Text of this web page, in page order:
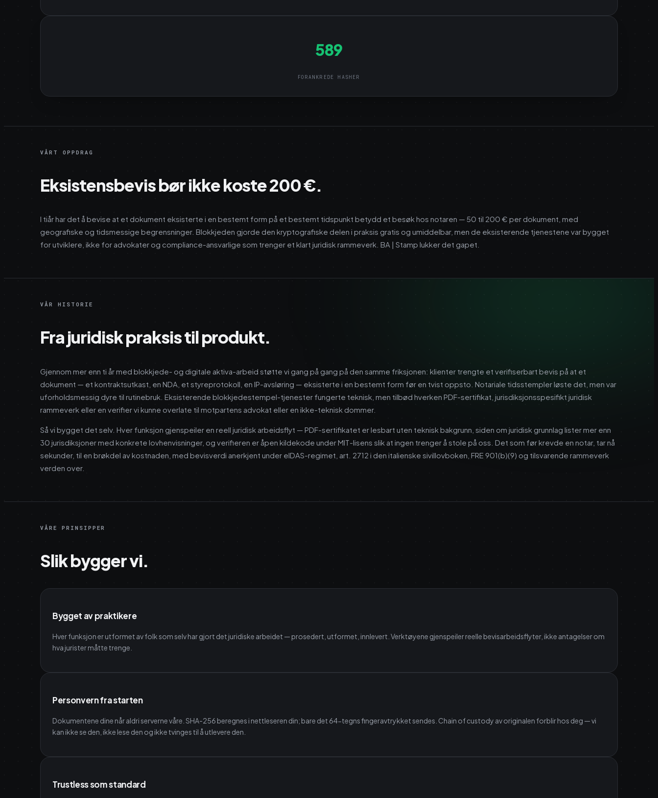
589
FORANKREDE HASHER
VÅRT OPPDRAG
Eksistensbevis bør ikke koste 200 €.
I tiår har det å bevise at et dokument eksisterte i en bestemt form på et bestemt tidspunkt betydd et besøk hos notaren — 50 til 200 € per dokument, med
geografiske og tidsmessige begrensninger. Blokkjeden gjorde den kryptografiske delen i praksis gratis og umiddelbar, men de eksisterende tjenestene var bygget
for utviklere, ikke for advokater og compliance-ansvarlige som trenger et klart juridisk rammeverk. BA | Stamp lukker det gapet.
VÅR HISTORIE
Fra juridisk praksis til produkt.
Gjennom mer enn ti år med blokkjede- og digitale aktiva-arbeid støtte vi gang på gang på den samme friksjonen: klienter trengte et verifiserbart bevis på at et
dokument — et kontraktsutkast, en NDA, et styreprotokoll, en IP-avsløring — eksisterte i en bestemt form før en tvist oppsto. Notariale tidsstempler løste det, men var
uforholdsmessig dyre til rutinebruk. Eksisterende blokkjedestempel-tjenester fungerte teknisk, men tilbød hverken PDF-sertifikat, jurisdiksjonsspesifikt juridisk
rammeverk eller en verifier vi kunne overlate til motpartens advokat eller en ikke-teknisk dommer.
Så vi bygget det selv. Hver funksjon gjenspeiler en reell juridisk arbeidsflyt — PDF-sertifikatet er lesbart uten teknisk bakgrunn, siden om juridisk grunnlag lister mer enn
30 jurisdiksjoner med konkrete lovhenvisninger, og verifieren er åpen kildekode under MIT-lisens slik at ingen trenger å stole på oss. Det som før krevde en notar, tar nå
sekunder, til en brøkdel av kostnaden, med bevisverdi anerkjent under eIDAS-regimet, art. 2712 i den italienske sivillovboken, FRE 901(b)(9) og tilsvarende rammeverk
verden over.
VÅRE PRINSIPPER
Slik bygger vi.
Bygget av praktikere
Hver funksjon er utformet av folk som selv har gjort det juridiske arbeidet — prosedert, utformet, innlevert. Verktøyene gjenspeiler reelle bevisarbeidsflyter, ikke antagelser om
hva jurister måtte trenge.
Personvern fra starten
Dokumentene dine når aldri serverne våre. SHA-256 beregnes i nettleseren din; bare det 64-tegns fingeravtrykket sendes. Chain of custody av originalen forblir hos deg — vi
kan ikke se den, ikke lese den og ikke tvinges til å utlevere den.
Trustless som standard